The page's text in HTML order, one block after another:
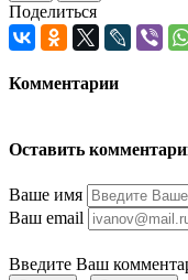
Поделиться
Комментарии
Оставить
Ваше имя
Ваш email
Введите Ваш